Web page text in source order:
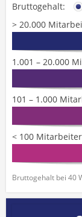
Bruttogehalt:
> 20.000
1.001 – 20.000
101 – 1.000
< 100 Mitarbeiter
Bruttogehalt bei 40